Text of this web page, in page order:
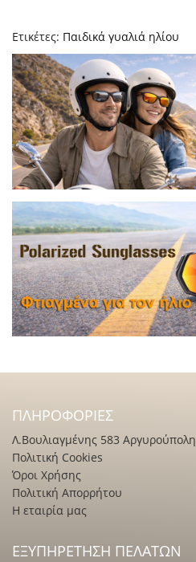
Ετικέτες: Παιδικά γυαλιά ηλίου
ΠΛΗΡΟΦΟΡΊΕΣ
Λ.Βουλιαγμένης 583 Αργυρούπολη
Πολιτική Cookies
Όροι Χρήσης
Πολιτική Απορρήτου
Η εταιρία μας
ΕΞΥΠΗΡΈΤΗΣΗ ΠΕΛΑΤΏΝ